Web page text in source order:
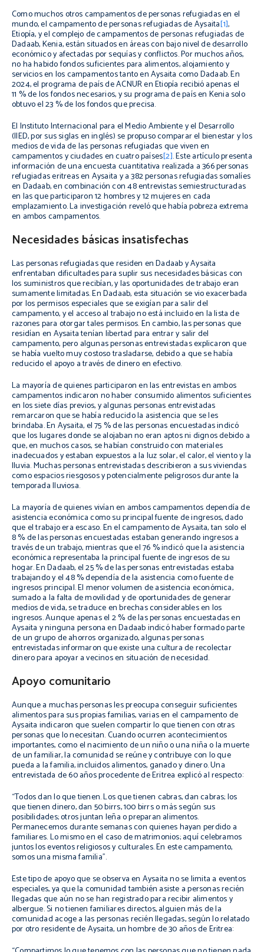
Como muchos otros campamentos de personas refugiadas en el
mundo, el campamento de personas refugiadas de Aysaita[1],
Etiopía, y el complejo de campamentos de personas refugiadas de
Dadaab, Kenia, están situados en áreas con bajo nivel de desarrollo
económico y afectadas por sequías y conflictos. Por muchos años,
no ha habido fondos suficientes para alimentos, alojamiento y
servicios en los campamentos tanto en Aysaita como Dadaab. En
2024, el programa de país de ACNUR en Etiopía recibió apenas el
11 % de los fondos necesarios, y su programa de país en Kenia solo
obtuvo el 23 % de los fondos que precisa.
El Instituto Internacional para el Medio Ambiente y el Desarrollo
(IIED, por sus siglas en inglés) se propuso comparar el bienestar y los
medios de vida de las personas refugiadas que viven en
campamentos y ciudades en cuatro países[2]. Este artículo presenta
información de una encuesta cuantitativa realizada a 366 personas
refugiadas eritreas en Aysaita y a 382 personas refugiadas somalíes
en Dadaab, en combinación con 48 entrevistas semiestructuradas
en las que participaron 12 hombres y 12 mujeres en cada
emplazamiento. La investigación reveló que había pobreza extrema
en ambos campamentos.
Necesidades básicas insatisfechas
Las personas refugiadas que residen en Dadaab y Aysaita
enfrentaban dificultades para suplir sus necesidades básicas con
los suministros que recibían, y las oportunidades de trabajo eran
sumamente limitadas. En Dadaab, esta situación se vio exacerbada
por los permisos especiales que se exigían para salir del
campamento, y el acceso al trabajo no está incluido en la lista de
razones para otorgar tales permisos. En cambio, las personas que
residían en Aysaita tenían libertad para entrar y salir del
campamento, pero algunas personas entrevistadas explicaron que
se había vuelto muy costoso trasladarse, debido a que se había
reducido el apoyo a través de dinero en efectivo.
La mayoría de quienes participaron en las entrevistas en ambos
campamentos indicaron no haber consumido alimentos suficientes
en los siete días previos, y algunas personas entrevistadas
remarcaron que se había reducido la asistencia que se les
brindaba. En Aysaita, el 75 % de las personas encuestadas indicó
que los lugares donde se alojaban no eran aptos ni dignos debido a
que, en muchos casos, se habían construido con materiales
inadecuados y estaban expuestos a la luz solar, el calor, el viento y la
lluvia. Muchas personas entrevistadas describieron a sus viviendas
como espacios riesgosos y potencialmente peligrosos durante la
temporada lluviosa.
La mayoría de quienes vivían en ambos campamentos dependía de
asistencia económica como su principal fuente de ingresos, dado
que el trabajo era escaso. En el campamento de Aysaita, tan solo el
8 % de las personas encuestadas estaban generando ingresos a
través de un trabajo, mientras que el 76 % indicó que la asistencia
económica representaba la principal fuente de ingresos de su
hogar. En Dadaab, el 25 % de las personas entrevistadas estaba
trabajando y el 48 % dependía de la asistencia como fuente de
ingresos principal. El menor volumen de asistencia económica,
sumado a la falta de movilidad y de oportunidades de generar
medios de vida, se traduce en brechas considerables en los
ingresos. Aunque apenas el 2 % de las personas encuestadas en
Aysaita y ninguna persona en Dadaab indicó haber formado parte
de un grupo de ahorros organizado, algunas personas
entrevistadas informaron que existe una cultura de recolectar
dinero para apoyar a vecinos en situación de necesidad.
Apoyo comunitario
Aunque a muchas personas les preocupa conseguir suficientes
alimentos para sus propias familias, varias en el campamento de
Aysaita indicaron que suelen compartir lo que tienen con otras
personas que lo necesitan. Cuando ocurren acontecimientos
importantes, como el nacimiento de un niño o una niña o la muerte
de un familiar, la comunidad se reúne y contribuye con lo que
pueda a la familia, incluidos alimentos, ganado y dinero. Una
entrevistada de 60 años procedente de Eritrea explicó al respecto:
“Todos dan lo que tienen. Los que tienen cabras, dan cabras; los
que tienen dinero, dan 50 birrs, 100 birrs o más según sus
posibilidades; otros juntan leña o preparan alimentos.
Permanecemos durante semanas con quienes hayan perdido a
familiares. Lo mismo en el caso de matrimonios; aquí celebramos
juntos los eventos religiosos y culturales. En este campamento,
somos una misma familia”.
Este tipo de apoyo que se observa en Aysaita no se limita a eventos
especiales, ya que la comunidad también asiste a personas recién
llegadas que aún no se han registrado para recibir alimentos y
albergue. Si no tienen familiares directos, alguien más de la
comunidad acoge a las personas recién llegadas, según lo relatado
por otro residente de Aysaita, un hombre de 30 años de Eritrea: